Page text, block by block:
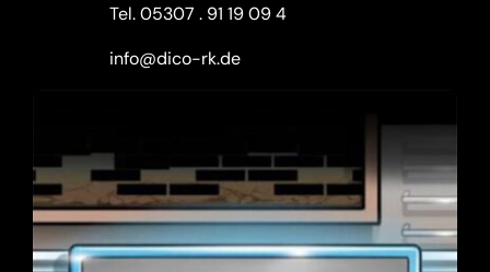
Tel.05307 . 91 19 09 4
info@dico-rk.de